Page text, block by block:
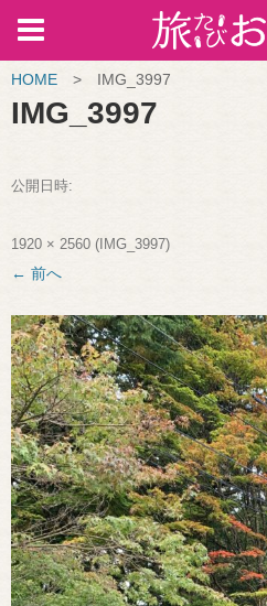
HOME > IMG_3997
IMG_3997
公開日時:
1920 × 2560 ( IMG_3997)
← 前へ